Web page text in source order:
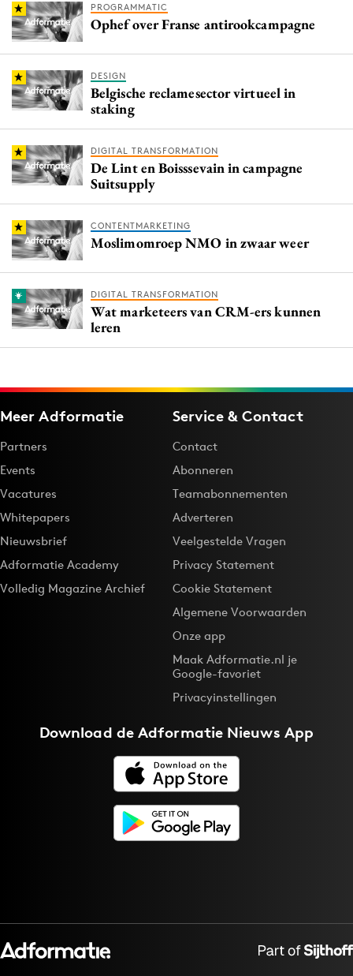
PROGRAMMATIC
Ophef over Franse antirookcampagne
DESIGN
Belgische reclamesector virtueel in
staking
DIGITAL TRANSFORMATION
De Lint en Boisssevain in campagne
Suitsupply
CONTENTMARKETING
Moslimomroep NMO in zwaar weer
DIGITAL TRANSFORMATION
Wat marketeers van CRM-ers kunnen
leren
Meer Adformatie
Partners
Events
Vacatures
Whitepapers
Nieuwsbrief
Adformatie Academy
Volledig Magazine Archief
Service & Contact
Contact
Abonneren
Teamabonnementen
Adverteren
Veelgestelde Vragen
Privacy Statement
Cookie Statement
Algemene Voorwaarden
Onze app
Maak Adformatie.nl je
Google-favoriet
Privacyinstellingen
Download deAdformatie Nieuws App